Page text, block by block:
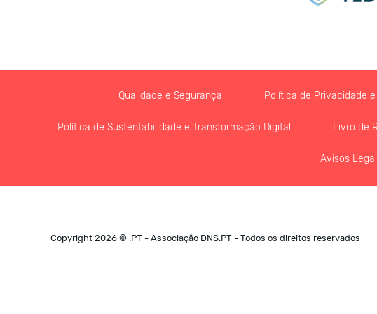
Qualidade e Segurança Política de Privacidade
Política de Sustentabilidade e Transformação Digital Livro de
Avisos
Copyright 2026 © .PT - Associação DNS.PT - Todos os direitos reservados